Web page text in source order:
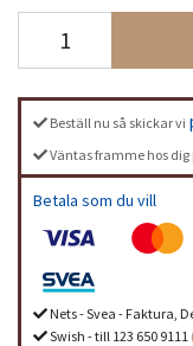
Beställ nu så skickar vi
Väntas framme hos dig
Betala som du vill
Nets - Svea - Faktura,
Swish - till 123 650 9111